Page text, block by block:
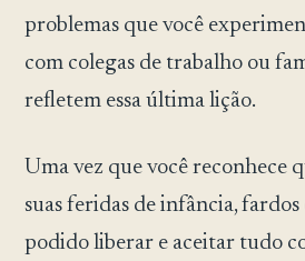
problemas que você
com colegas de trabalho ou
refletem essa última lição.
Uma vez que você reconhece
suas feridas de infância, fardos
podido liberar e aceitar tudo